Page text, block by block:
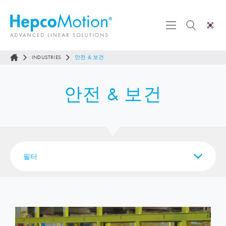
INDUSTRIES 안전 & 보건
안전 & 보건
필터